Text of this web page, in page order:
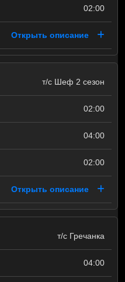
02:00
Открыть описание
т/с Шеф 2 сезон
02:00
04:00
02:00
Открыть описание
т/с Гречанка
04:00